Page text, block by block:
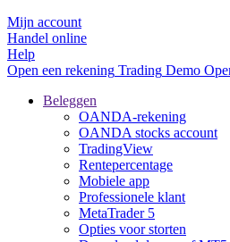
Mijn account
Handel online
Help
Open een rekening Trading Demo
Beleggen
OANDA-rekening
OANDA stocks account
TradingView
Rentepercentage
Mobiele app
Professionele klant
MetaTrader 5
Opties voor storten